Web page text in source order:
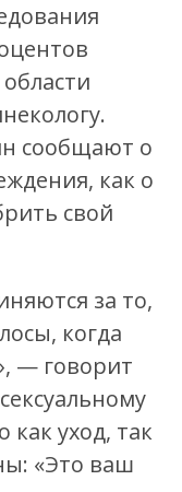
сообщают о
как о
свой
за то,
когда
— говорит
уход, так
«Это ваш